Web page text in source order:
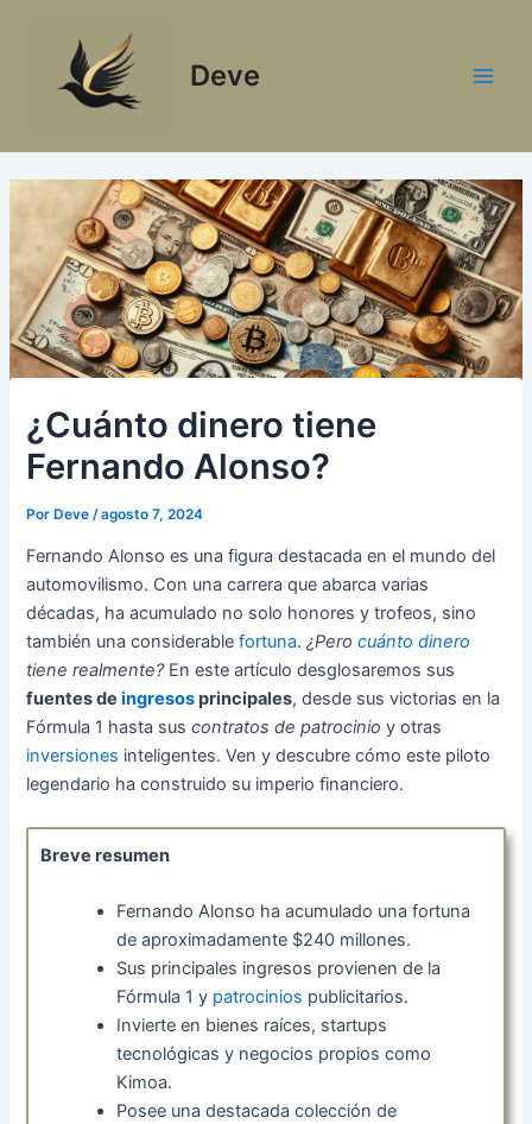
contenido
Deve
¿Cuánto dinero tiene
Fernando Alonso?
PorDeve/agosto 7, 2024
Fernando Alonso es una figura destacada en el mundo del
automovilismo. Con una carrera que abarca varias
décadas, ha acumulado no solo honores y trofeos, sino
también una considerablefortuna.¿Perocuánto dinero
tiene realmente?En este artículo desglosaremos sus
fuentes deingresosprincipales, desde sus victorias en la
Fórmula 1 hasta suscontratos de patrocinio y otras
inversiones inteligentes. Ven y descubre cómo este piloto
legendario ha construido su imperio financiero.
Breve resumen
Fernando Alonso ha acumulado una fortuna
de aproximadamente $240 millones.
Sus principales ingresos provienen de la
Fórmula 1 y patrocinios publicitarios.
Invierte en bienes raíces, startups
tecnológicas y negocios propios como
Kimoa.
Posee una destacada colección de